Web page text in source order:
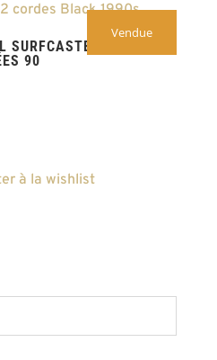
Vendue
SURFCASTER 12
90
à la wishlist